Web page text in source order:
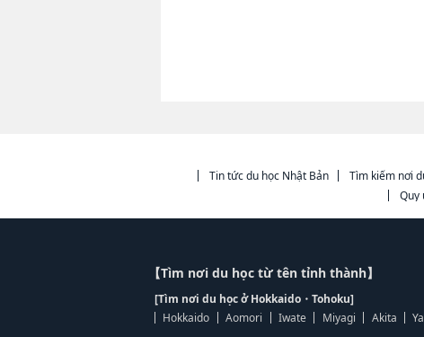
Tin tức du học Nhật Bản Tìm kiếm nơi
Quy
【Tìm nơi du học từ tên tỉnh thành】
[Tìm nơi du học ở Hokkaido・Tohoku]
Hokkaido
Aomori Iwate Miyagi Akita